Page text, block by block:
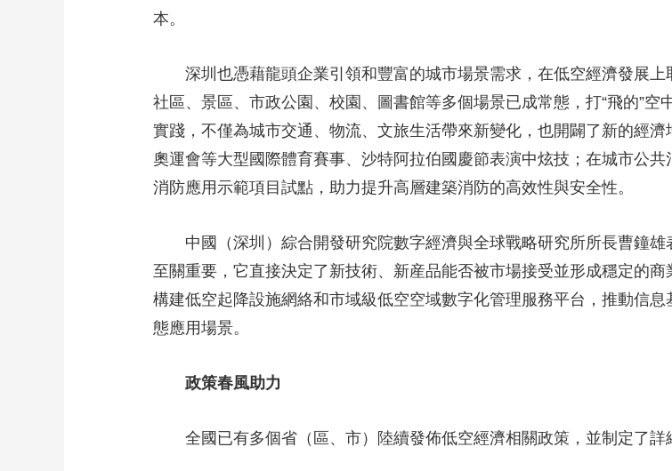
本。
深圳也憑藉龍頭企業引領和豐富的城市場景需求，在低空經濟發展
社區、景區、市政公園、校園、圖書館等多個場景已成常態，打“飛的”
實踐，不僅為城市交通、物流、文旅生活帶來新變化，也開闢了新的經
奧運會等大型國際體育賽事、沙特阿拉伯國慶節表演中炫技；在城市公
消防應用示範項目試點，助力提升高層建築消防的高效性與安全性。
中國（深圳）綜合開發研究院數字經濟與全球戰略研究所所長曹鐘
至關重要，它直接決定了新技術、新産品能否被市場接受並形成穩定的
構建低空起降設施網絡和市域級低空空域數字化管理服務平台，推動信
態應用場景。
政策春風助力
全國已有多個省（區、市）陸續發佈低空經濟相關政策，並制定了詳